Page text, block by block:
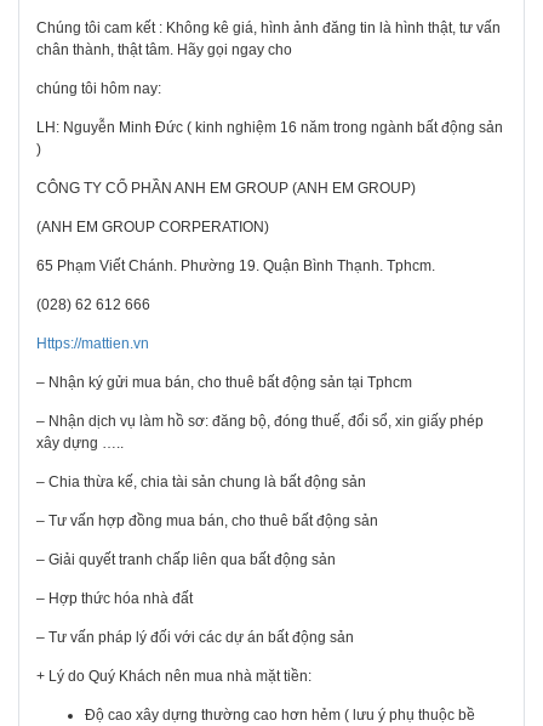
Chúng tôi cam kết : Không kê giá, hình ảnh đăng tin là hình thật, tư vấn
chân thành, thật tâm. Hãy gọi ngay cho
chúng tôi hôm nay:
LH: Nguyễn Minh Đức ( kinh nghiệm 16 năm trong ngành bất động sản
)
CÔNG TY CỔ PHẦN ANH EM GROUP (ANH EM GROUP)
(ANH EM GROUP CORPERATION)
65 Phạm Viết Chánh. Phường 19. Quận Bình Thạnh. Tphcm.
(028) 62 612 666
Https://mattien.vn
– Nhận ký gửi mua bán, cho thuê bất động sản tại Tphcm
– Nhận dịch vụ làm hồ sơ: đăng bộ, đóng thuế, đổi sổ, xin giấy phép
xây dựng …..
– Chia thừa kế, chia tài sản chung là bất động sản
– Tư vấn hợp đồng mua bán, cho thuê bất động sản
– Giải quyết tranh chấp liên qua bất động sản
– Hợp thức hóa nhà đất
– Tư vấn pháp lý đối với các dự án bất động sản
+ Lý do Quý Khách nên mua nhà mặt tiền:
Độ cao xây dựng thường cao hơn hẻm ( lưu ý phụ thuộc bề